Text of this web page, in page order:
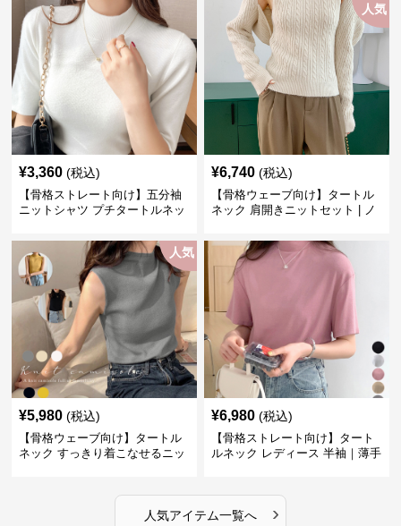
¥3,360 (税込)
【骨格ストレート向け】五分袖
ニットシャツ プチタートルネッ
人気
¥6,740 (税込)
【骨格ウェーブ向け】タートル
ネック 肩開きニットセット | ノ
人気
¥5,980 (税込)
【骨格ウェーブ向け】タートル
ネック すっきり着こなせるニッ
¥6,980 (税込)
【骨格ストレート向け】タート
ルネック レディース 半袖｜薄手
人気アイテム一覧へ ›